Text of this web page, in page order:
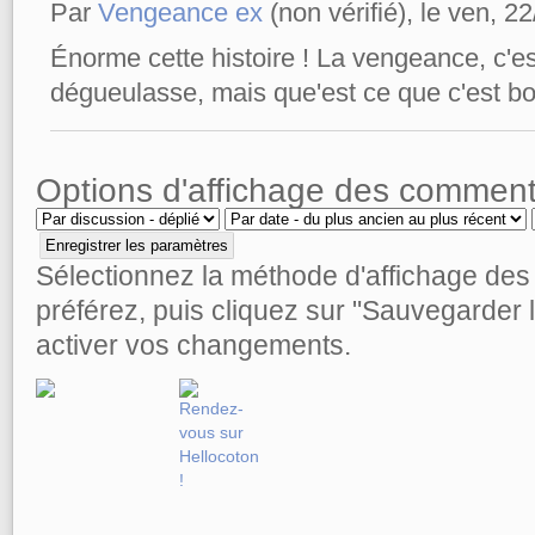
Par Vengeance ex (non vérifié), le ven,
Énorme cette histoire ! La vengeance,
dégueulasse, mais que'est ce que c'est
Options d'affichage des
Sélectionnez la méthode d'affichage
préférez, puis cliquez sur "Sauvegarder
activer vos changements.